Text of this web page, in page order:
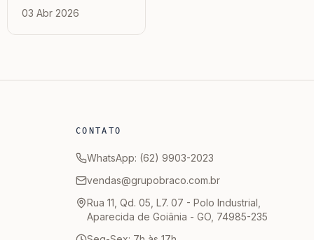
Interpretar o Laudo
03 Abr 2026
CONTATO
WhatsApp: (62) 9903-2023
vendas@grupobraco.com.br
Rua 11, Qd. 05, L7. 07 - Polo Industrial,
Aparecida de Goiânia - GO, 74985-235